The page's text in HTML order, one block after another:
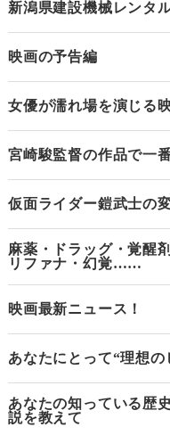
新潟県建設機械レンタ
映画の予告編
女優が濡れ場を演じる
宮崎駿監督の作品で一
仮面ライダー鎧武士の
麻薬・ドラッグ・覚醒
リファナ・幻覚……
映画最新ニュース！
あなたにとって“理想の
あなたの知っている歴
説を教えて